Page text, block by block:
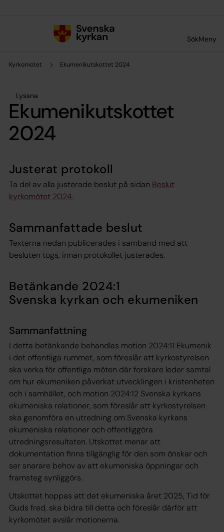
SökMeny
Kyrkomötet Ekumenikutskottet 2024
Lyssna
Ekumenikutskottet
2024
Justerat protokoll
Ta del av alla justerade beslut på sidan Beslut
kyrkomötet 2024.
Sammanfattade beslut
Texterna nedan publicerades i samband med att
besluten togs, innan protokollet justerades.
Betänkande 2024:1
Svenska kyrkan och ekumeniken
Sammanfattning
I detta betänkande behandlas motion 2024:11 Ekumenik
i det offentliga rummet, som föreslår att kyrkostyrelsen
ska verka för offentliga möten där forskare leder samtal
om hur ekumeniken påverkat utvecklingen i kristenheten
och i samhället, och motion 2024:12 Svenska kyrkans
ekumeniska relationer, som föreslår att kyrkostyrelsen
ska genomföra en utredning om Svenska kyrkans
ekumeniska relationer och offentliggöra
utredningsresultaten. Utskottet menar att
dokumentation finns tillgänglig för den som önskar och
ser snarare behov av att ekumeniska öppningar och
framsteg synliggörs.
Utskottet hoppas att det ekumeniska året 2025, Tid för
Guds fred, ska bidra till detta och föreslår därför att
kyrkomötet avslår motionerna.